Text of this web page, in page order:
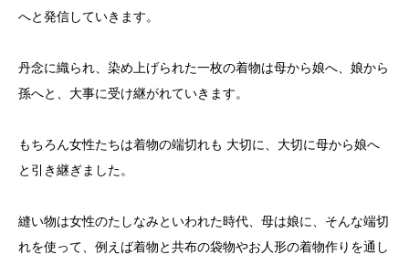
へと発信していきます。
丹念に織られ、染め上げられた一枚の着物は母から娘へ、娘から
孫へと、大事に受け継がれていきます。
もちろん女性たちは着物の端切れも 大切に、大切に母から娘へ
と引き継ぎました。
縫い物は女性のたしなみといわれた時代、母は娘に、そんな端切
れを使って、例えば着物と共布の袋物やお人形の着物作りを通し